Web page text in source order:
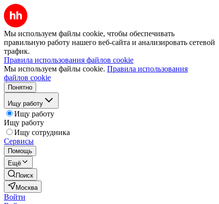
Мы используем файлы cookie, чтобы обеспечивать
правильную работу нашего веб-сайта и анализировать сетевой
трафик.
Правила использования файлов cookie
Мы используем файлы cookie. Правила использования
файлов cookie
Понятно
Ищу работу
Ищу работу
Ищу работу
Ищу сотрудника
Сервисы
Помощь
Ещё
Поиск
Москва
Войти